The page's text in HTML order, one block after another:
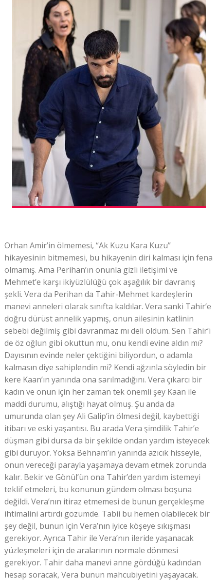
Orhan Amir’in ölmemesi, “Ak Kuzu Kara Kuzu”
hikayesinin bitmemesi, bu hikayenin diri kalması için fena
olmamış. Ama Perihan’ın onunla gizli iletişimi ve
Mehmet’e karşı ikiyüzlülüğü çok aşağılık bir davranış
şekli. Vera da Perihan da Tahir-Mehmet kardeşlerin
manevi anneleri olarak sınıfta kaldılar. Vera sanki Tahir’e
doğru dürüst annelik yapmış, onun ailesinin katlinin
sebebi değilmiş gibi davranmaz mı deli oldum. Sen Tahir’i
de öz oğlun gibi okuttun mu, onu kendi evine aldın mı?
Dayısının evinde neler çektiğini biliyordun, o adamla
kalmasın diye sahiplendin mi? Kendi ağzınla söyledin bir
kere Kaan’ın yanında ona sarılmadığını. Vera çıkarcı bir
kadın ve onun için her zaman tek önemli şey Kaan ile
maddi durumu, alıştığı hayat olmuş. Şu anda da
umurunda olan şey Ali Galip’in ölmesi değil, kaybettiği
itibarı ve eski yaşantısı. Bu arada Vera şimdilik Tahir’e
düşman gibi dursa da bir şekilde ondan yardım isteyecek
gibi duruyor. Yoksa Behnam’ın yanında azıcık hisseyle,
onun vereceği parayla yaşamaya devam etmek zorunda
kalır. Bekir ve Gönül’ün ona Tahir’den yardım istemeyi
teklif etmeleri, bu konunun gündem olması boşuna
değildi. Vera’nın itiraz etmemesi de bunun gerçekleşme
ihtimalini artırdı gözümde. Tabii bu hemen olabilecek bir
şey değil, bunun için Vera’nın iyice köşeye sıkışması
gerekiyor. Ayrıca Tahir ile Vera’nın ileride yaşanacak
yüzleşmeleri için de aralarının normale dönmesi
gerekiyor. Tahir daha manevi anne gördüğü kadından
hesap soracak, Vera bunun mahcubiyetini yaşayacak.